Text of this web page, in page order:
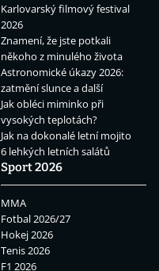
Karlovarský filmový festival
2026
Znamení, že jste potkali
někoho z minulého života
Astronomické úkazy 2026:
zatmění slunce a další
Jak obléci miminko při
vysokých teplotách?
Jak na dokonalé letní mojito
6 lehkých letních salátů
Sport 2026
MMA
Fotbal 2026/27
Hokej 2026
Tenis 2026
F1 2026